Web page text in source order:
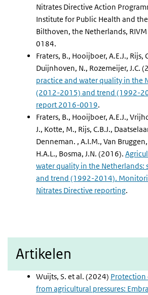
Nitrates Directive Action
Institute for Public Health and
Bilthoven, the Netherlands,
0184.
Fraters, B., Hooijboer, A.E.J., Rijs,
Duijnhoven, N., Rozemeijer, J.C.
practice and water quality in the
(2012-2015) and trend (1992-
report 2016-0019.
Fraters, B., Hooijboer, A.E.J.,
J., Kotte, M., Rijs, C.B.J.,
Denneman. , A.I.M., Van
H.A.L., Bosma, J.N. (2016).
water quality in the Netherlands:
and trend (1992-2014).
Nitrates Directive reporting.
Artikelen
Wuijts, S. et al. (2024) Protection
from agricultural pressures: